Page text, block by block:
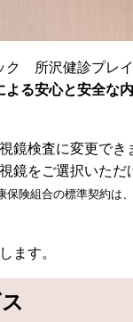
ク 所沢健診プレ
る安心と安全な
鏡検査に変更でき
鏡をご選択いただ
険組合の標準契約は
ます。